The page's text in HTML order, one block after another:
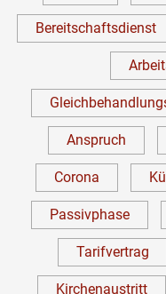
Bereitschaftsdienst
Anspruch
Corona
Passivphase
Tarifvertrag
Kirchenaustritt